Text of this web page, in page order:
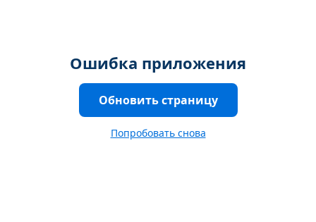
Ошибка приложения
Обновить страницу
Попробовать снова